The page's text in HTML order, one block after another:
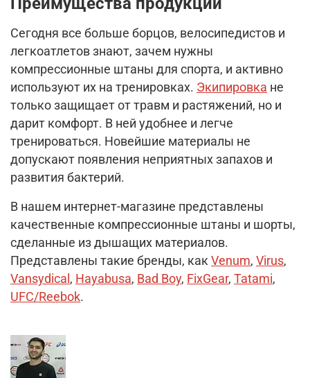
Сегодня все больше борцов, велосипедистов и
легкоатлетов знают, зачем нужны
компрессионные штаны для спорта, и активно
используют их на тренировках. Экипировка не
только защищает от травм и растяжений, но и
дарит комфорт. В ней удобнее и легче
тренироваться. Новейшие материалы не
допускают появления неприятных запахов и
развития бактерий.
В нашем интернет-магазине представлены
качественные компрессионные штаны и шорты,
сделанные из дышащих материалов.
Представлены такие бренды, как Venum, Virus,
Vansydical , Hayabusa, Bad Boy, FixGear, Tatami,
UFC/Reebok.